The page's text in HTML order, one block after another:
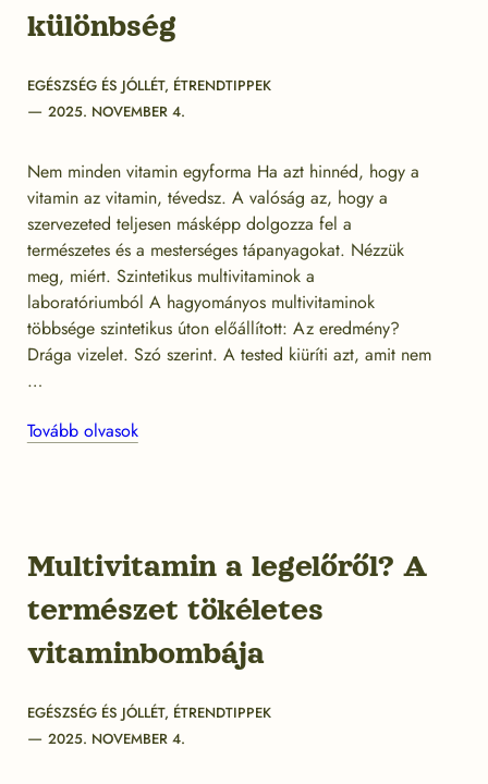
különbség
Categories
EGÉSZSÉG ÉS JÓLLÉT, ÉTRENDTIPPEK
Post
2025. NOVEMBER 4.
Nem minden vitamin egyforma Ha azt hinnéd, hogy a
vitamin az vitamin, tévedsz. A valóság az, hogy a
szervezeted teljesen másképp dolgozza fel a
természetes és a mesterséges tápanyagokat. Nézzük
meg, miért. Szintetikus multivitaminok a
laboratóriumból A hagyományos multivitaminok
többsége szintetikus úton előállított: Az eredmény?
Drága vizelet. Szó szerint. A tested kiüríti azt, amit nem
…
Tovább olvasok
Multivitamin a legelőről? A
természet tökéletes
vitaminbombája
Categories
EGÉSZSÉG ÉS JÓLLÉT, ÉTRENDTIPPEK
Post
2025. NOVEMBER 4.